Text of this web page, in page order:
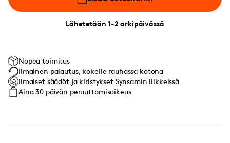
Lähetetään 1-2 arkipäivässä
Nopea toimitus
Ilmainen palautus, kokeile rauhassa kotona
Ilmaiset säädöt ja kiristykset Synsamin liikkeissä
Aina 30 päivän peruuttamisoikeus